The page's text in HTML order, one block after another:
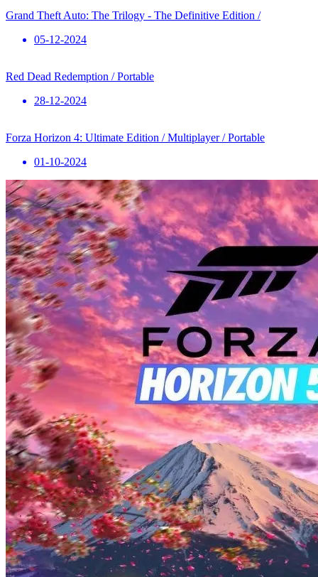
Grand Theft Auto: The Trilogy - The Definitive Edition /
05-12-2024
Red Dead Redemption / Portable
28-12-2024
Forza Horizon 4: Ultimate Edition / Multiplayer / Portable
01-10-2024